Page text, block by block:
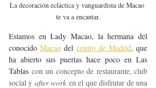
La decoración ecláctica y vanguardista de Macao
te va a encantar.
Estamos en Lady Macao, la hermana del
conocido Macao del centro de Madrid, que
ha abierto sus puertas hace poco en Las
Tablas con un concepto de restaurante, club
social y after work en el que disfrutar de una